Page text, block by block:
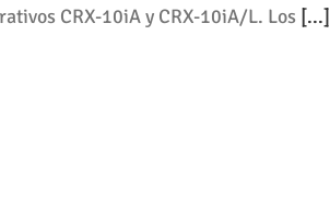
CRX-10iA y CRX-10iA/L. Los[...]